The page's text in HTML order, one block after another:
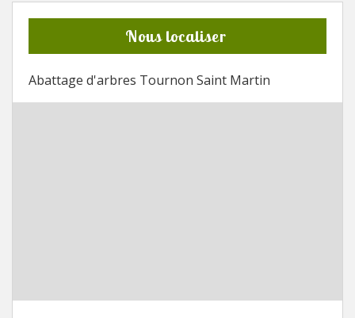
Nous localiser
Abattage d'arbres Tournon Saint Martin